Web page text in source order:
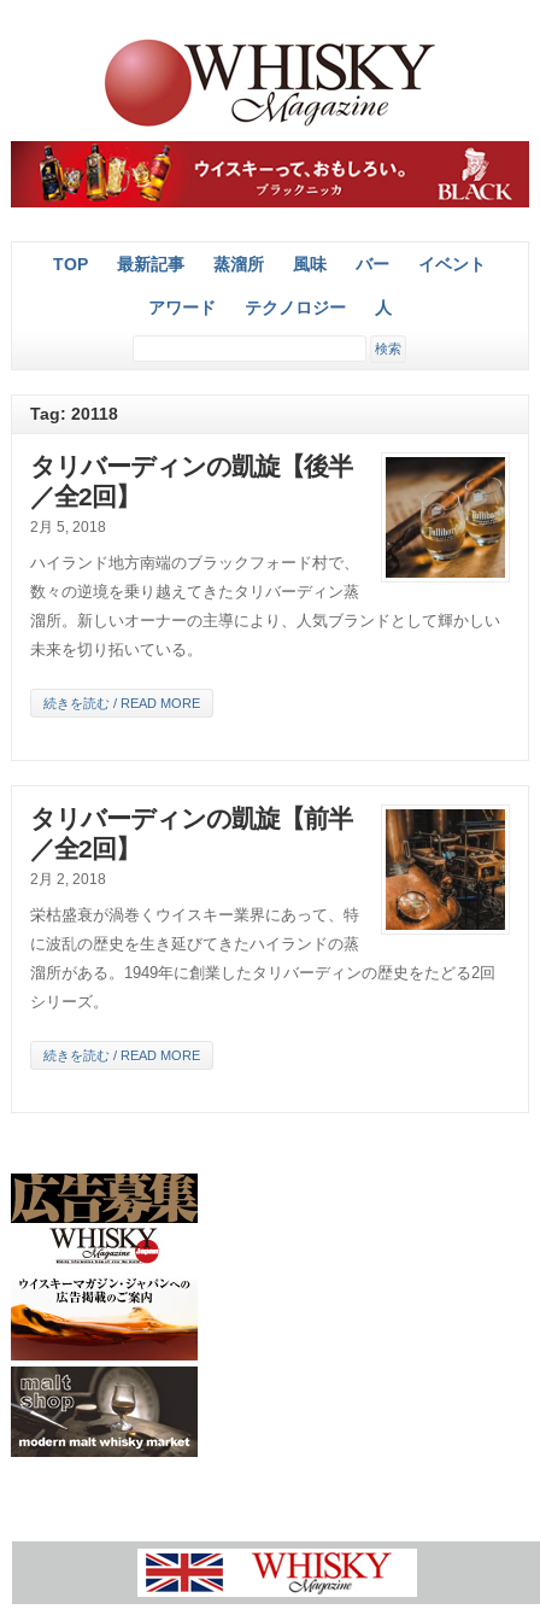
TOP 最新記事 蒸溜所 風味 バー イベント
アワード テクノロジー 人
Tag: 20118
タリバーディンの凱旋【後半
／全2回】
2月 5, 2018
ハイランド地方南端のブラックフォード村で、
数々の逆境を乗り越えてきたタリバーディン蒸
溜所。新しいオーナーの主導により、人気ブランドとして輝かしい
未来を切り拓いている。
続きを読む / READ MORE
タリバーディンの凱旋【前半
／全2回】
2月 2, 2018
栄枯盛衰が渦巻くウイスキー業界にあって、特
に波乱の歴史を生き延びてきたハイランドの蒸
溜所がある。1949年に創業したタリバーディンの歴史をたどる2回
シリーズ。
続きを読む / READ MORE